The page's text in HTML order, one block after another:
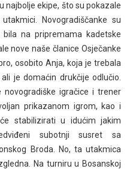
najbolje ekipe, što su pokazale
Novogradiščanke su
na pripremama kadetske
nove naše članice Osječanke
osobito Anja, koja je trebala
je domaćin drukčije odlučio.
novogradiške igračice i trener
prikazanom igrom, kao i
stabilizirati u idućim jakim
subotnji susret sa
Broda. No, ta utakmica
Na turniru u Bosanskoj